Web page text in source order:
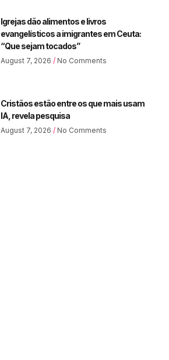
Igrejas dão alimentos e livros
evangelísticos a imigrantes em Ceuta:
“Que sejam tocados”
August 7, 2026 No Comments
Cristãos estão entre os que mais usam
IA, revela pesquisa
August 7, 2026 No Comments